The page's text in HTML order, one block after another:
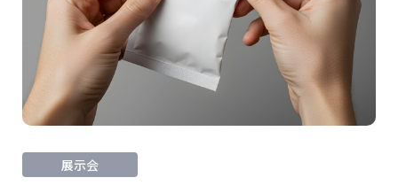
展示会